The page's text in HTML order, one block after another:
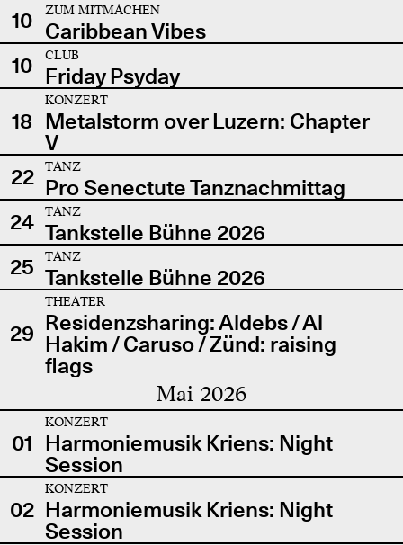
10
ZUM MITMACHEN
Caribbean Vibes
10
CLUB
Friday Psyday
18
KONZERT
Metalstorm over Luzern: Chapter
V
22
TANZ
Pro Senectute Tanznachmittag
24
TANZ
Tankstelle Bühne 2026
25
TANZ
Tankstelle Bühne 2026
29
THEATER
Residenzsharing: Aldebs / Al
Hakim / Caruso / Zünd: raising
flags
Mai 2026
01
KONZERT
Harmoniemusik Kriens: Night
Session
02
KONZERT
Harmoniemusik Kriens: Night
Session